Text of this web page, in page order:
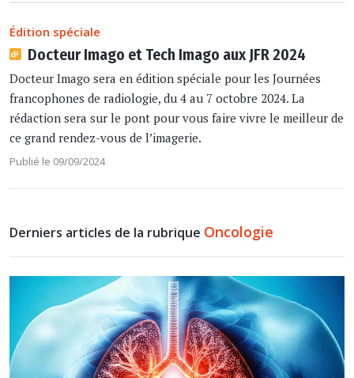
Édition spéciale
Docteur Imago et Tech Imago aux JFR 2024
Docteur Imago sera en édition spéciale pour les Journées
francophones de radiologie, du 4 au 7 octobre 2024. La
rédaction sera sur le pont pour vous faire vivre le meilleur de
ce grand rendez-vous de l’imagerie.
Publié le 09/09/2024
Derniers articles de la rubrique Oncologie